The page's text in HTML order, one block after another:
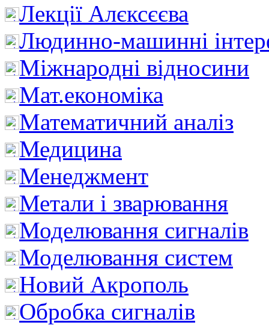
Лекції Алєксєєва
Людинно-машинні
Міжнародні відносини
Мат.економіка
Математичний аналіз
Медицина
Менеджмент
Метали і зварювання
Моделювання сигналів
Моделювання систем
Новий Акрополь
Обробка сигналів